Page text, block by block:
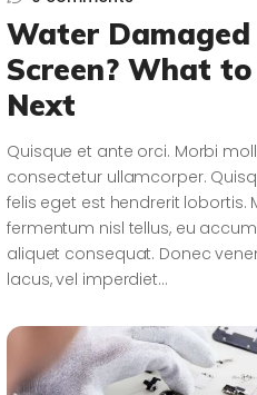
Water Damaged
Screen? What
Next
Quisque et ante orci. Morbi
consectetur ullamcorper.
felis eget est hendrerit lobortis.
fermentum nisl tellus, eu
aliquet consequat. Donec
lacus, vel imperdiet…